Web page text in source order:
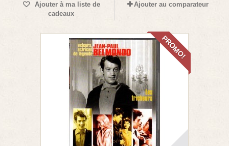
Ajouter à ma liste de
cadeaux
Ajouter au comparateur
PROMO!